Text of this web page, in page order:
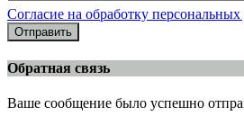
Согласие на обработку
Отправить
Обратная связь
Ваше сообщение было успешно